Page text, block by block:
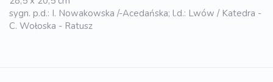
sygn. p.d.: I. Nowakowska /-Acedańska; l.d.: Lwów / Katedra -
C. Wołoska - Ratusz